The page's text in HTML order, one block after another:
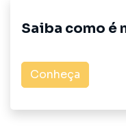
potencial de
Garanta o seu espaço
e sofisticado do
Saiba como é
Conheça